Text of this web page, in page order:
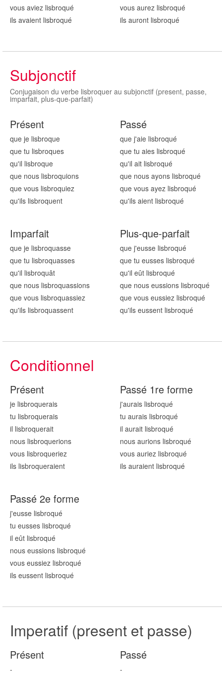
vous aviez lisbroqué
ils avaient lisbroqué
vous aurez lisbroqué
ils auront lisbroqué
Subjonctif
Conjugaison du verbe lisbroquer au subjonctif (present, passe,
imparfait, plus-que-parfait)
Présent
que je lisbroque
que tu lisbroques
qu'il lisbroque
que nous lisbroquions
que vous lisbroquiez
qu'ils lisbroquent
Passé
que j'aie lisbroqué
que tu aies lisbroqué
qu'il ait lisbroqué
que nous ayons lisbroqué
que vous ayez lisbroqué
qu'ils aient lisbroqué
Imparfait
que je lisbroquasse
que tu lisbroquasses
qu'il lisbroquât
que nous lisbroquassions
que vous lisbroquassiez
qu'ils lisbroquassent
Plus-que-parfait
que j'eusse lisbroqué
que tu eusses lisbroqué
qu'il eût lisbroqué
que nous eussions lisbroqué
que vous eussiez lisbroqué
qu'ils eussent lisbroqué
Conditionnel
Présent
je lisbroquerais
tu lisbroquerais
il lisbroquerait
nous lisbroquerions
vous lisbroqueriez
ils lisbroqueraient
Passé 1re forme
j'aurais lisbroqué
tu aurais lisbroqué
il aurait lisbroqué
nous aurions lisbroqué
vous auriez lisbroqué
ils auraient lisbroqué
Passé 2e forme
j'eusse lisbroqué
tu eusses lisbroqué
il eût lisbroqué
nous eussions lisbroqué
vous eussiez lisbroqué
ils eussent lisbroqué
Imperatif (present et passe)
Présent
-
Passé
-